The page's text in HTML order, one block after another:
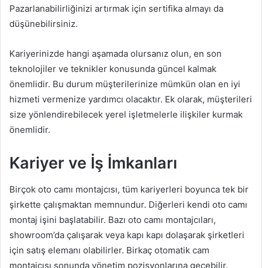
Pazarlanabilirliğinizi artırmak için sertifika almayı da
düşünebilirsiniz.
Kariyerinizde hangi aşamada olursanız olun, en son
teknolojiler ve teknikler konusunda güncel kalmak
önemlidir. Bu durum müşterilerinize mümkün olan en iyi
hizmeti vermenize yardımcı olacaktır. Ek olarak, müşterileri
size yönlendirebilecek yerel işletmelerle ilişkiler kurmak
önemlidir.
Kariyer ve İş İmkanları
Birçok oto camı montajcısı, tüm kariyerleri boyunca tek bir
şirkette çalışmaktan memnundur. Diğerleri kendi oto camı
montaj işini başlatabilir. Bazı oto camı montajcıları,
showroom’da çalışarak veya kapı kapı dolaşarak şirketleri
için satış elemanı olabilirler. Birkaç otomatik cam
montajcısı sonunda yönetim pozisyonlarına geçebilir.